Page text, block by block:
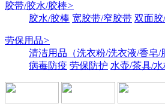
胶带/胶水/胶棒>
胶水/胶棒 宽胶带/窄胶带 双面
劳保用品>
清洁用品（洗衣粉/洗衣液/香皂
病毒防疫 劳保防护 水壶/茶具/